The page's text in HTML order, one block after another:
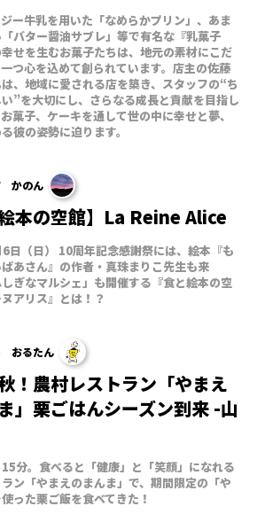
ー牛乳を用いた「なめらかプリン」、あま
バター醤油サブレ」等で有名な『乳菓子
せを生むお菓子たちは、地元の素材にこだ
つ心を込めて創られています。店主の佐藤
、地域に愛される店を築き、スタッフの“ち
”を大切にし、さらなる成長と貢献を目指し
菓子、ケーキを通して世の中に幸せと夢、
彼の姿勢に迫ります。
かのん
絵本の空館】La Reine Alice
日（日） 10周年記念感謝祭には、絵本『も
あさん』の作者・真珠まりこ先生も来
ぎなマルシェ」も開催する『食と絵本の空
アリス』とは！？
おるたん
！農村レストラン「やまえ
」栗ごはんシーズン到来 -山
分。食べると「健康」と「笑顔」になれる
ン「やまえのまんま」で、期間限定の「や
った栗ご飯を食べてきた！